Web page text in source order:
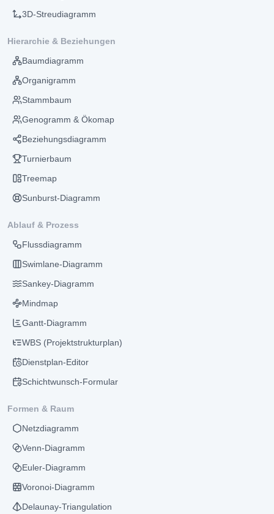
3D-Streudiagramm
Hierarchie & Beziehungen
Baumdiagramm
Organigramm
Stammbaum
Genogramm & Ökomap
Beziehungsdiagramm
Turnierbaum
Treemap
Sunburst-Diagramm
Ablauf & Prozess
Flussdiagramm
Swimlane-Diagramm
Sankey-Diagramm
Mindmap
Gantt-Diagramm
WBS (Projektstrukturplan)
Dienstplan-Editor
Schichtwunsch-Formular
Formen & Raum
Netzdiagramm
Venn-Diagramm
Euler-Diagramm
Voronoi-Diagramm
Delaunay-Triangulation